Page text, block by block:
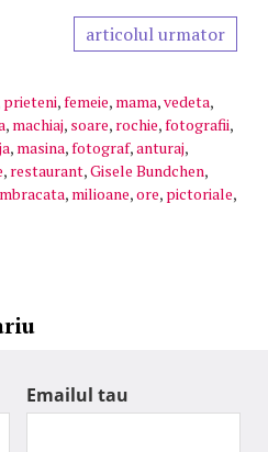
articolul urmator
prieteni,femeie, mama,vedeta,
, machiaj, soare, rochie,fotografii,
, masina,fotograf,anturaj,
, restaurant,Gisele Bundchen,
, milioane,ore, pictoriale,
Emailul tau